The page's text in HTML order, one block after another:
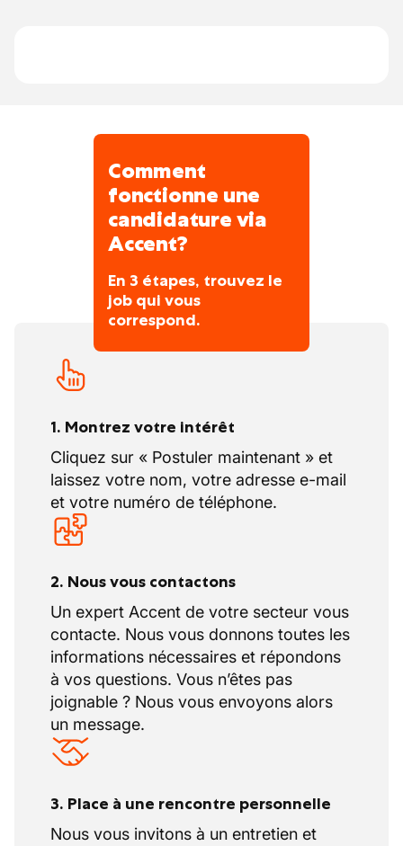
Comment
fonctionne une
candidature via
Accent?
En 3 étapes, trouvez le
job qui vous
correspond.
1. Montrez votre intérêt
Cliquez sur « Postuler maintenant » et
laissez votre nom, votre adresse e-mail
et votre numéro de téléphone.
2. Nous vous contactons
Un expert Accent de votre secteur vous
contacte. Nous vous donnons toutes les
informations nécessaires et répondons
à vos questions. Vous n’êtes pas
joignable ? Nous vous envoyons alors
un message.
3. Place à une rencontre personnelle
Nous vous invitons à un entretien et